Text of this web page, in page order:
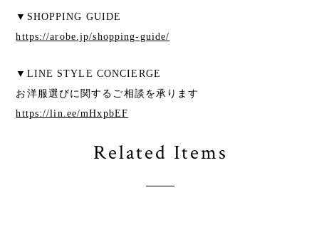
▼SHOPPING GUIDE
https://arobe.jp/shopping-guide/
▼LINE STYLE CONCIERGE
お洋服選びに関するご相談を承ります
https://lin.ee/mHxpbEF
Related Items